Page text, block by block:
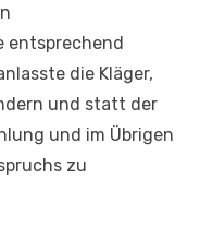
entsprechend
die Kläger,
und statt der
und im Übrigen
zu